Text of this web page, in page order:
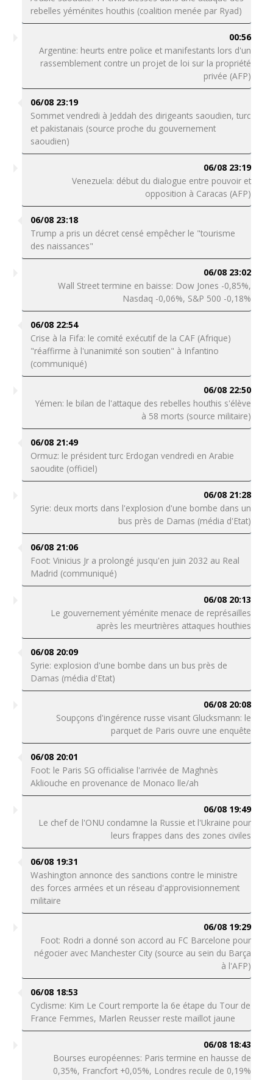
rebelles yéménites houthis (coalition menée par Ryad)
00:56
Argentine: heurts entre police et manifestants lors d'un
rassemblement contre un projet de loi sur la propriété
privée (AFP)
06/08 23:19
Sommet vendredi à Jeddah des dirigeants saoudien, turc
et pakistanais (source proche du gouvernement
saoudien)
06/08 23:19
Venezuela: début du dialogue entre pouvoir et
opposition à Caracas (AFP)
06/08 23:18
Trump a pris un décret censé empêcher le "tourisme
des naissances"
06/08 23:02
Wall Street termine en baisse: Dow Jones -0,85%,
Nasdaq -0,06%, S&P 500 -0,18%
06/08 22:54
Crise à la Fifa: le comité exécutif de la CAF (Afrique)
"réaffirme à l'unanimité son soutien" à Infantino
(communiqué)
06/08 22:50
Yémen: le bilan de l'attaque des rebelles houthis s'élève
à 58 morts (source militaire)
06/08 21:49
Ormuz: le président turc Erdogan vendredi en Arabie
saoudite (officiel)
06/08 21:28
Syrie: deux morts dans l'explosion d'une bombe dans un
bus près de Damas (média d'Etat)
06/08 21:06
Foot: Vinicius Jr a prolongé jusqu'en juin 2032 au Real
Madrid (communiqué)
06/08 20:13
Le gouvernement yéménite menace de représailles
après les meurtrières attaques houthies
06/08 20:09
Syrie: explosion d'une bombe dans un bus près de
Damas (média d'Etat)
06/08 20:08
Soupçons d'ingérence russe visant Glucksmann: le
parquet de Paris ouvre une enquête
06/08 20:01
Foot: le Paris SG officialise l'arrivée de Maghnès
Akliouche en provenance de Monaco lle/ah
06/08 19:49
Le chef de l'ONU condamne la Russie et l'Ukraine pour
leurs frappes dans des zones civiles
06/08 19:31
Washington annonce des sanctions contre le ministre
des forces armées et un réseau d'approvisionnement
militaire
06/08 19:29
Foot: Rodri a donné son accord au FC Barcelone pour
négocier avec Manchester City (source au sein du Barça
à l'AFP)
06/08 18:53
Cyclisme: Kim Le Court remporte la 6e étape du Tour de
France Femmes, Marlen Reusser reste maillot jaune
06/08 18:43
Bourses européennes: Paris termine en hausse de
0,35%, Francfort +0,05%, Londres recule de 0,19%